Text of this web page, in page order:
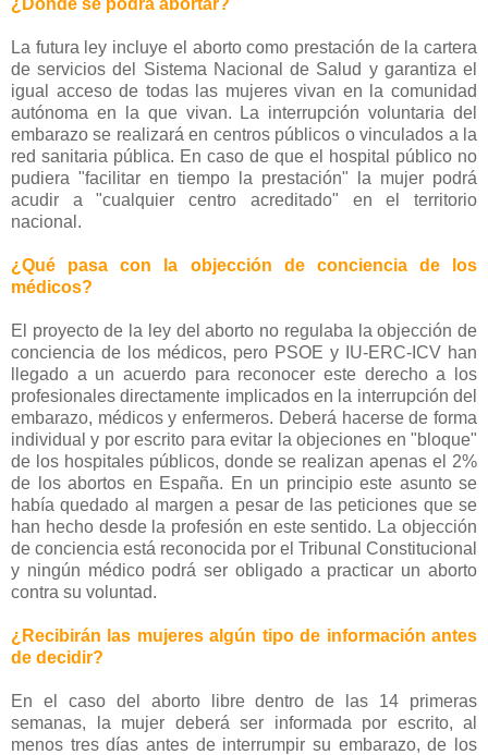
¿Dónde se podrá abortar?
La futura ley incluye el aborto como prestación de la cartera
de servicios del Sistema Nacional de Salud y garantiza el
igual acceso de todas las mujeres vivan en la comunidad
autónoma en la que vivan. La interrupción voluntaria del
embarazo se realizará en centros públicos o vinculados a la
red sanitaria pública. En caso de que el hospital público no
pudiera "facilitar en tiempo la prestación" la mujer podrá
acudir a "cualquier centro acreditado" en el territorio
nacional.
¿Qué pasa con la objección de conciencia de los
médicos?
El proyecto de la ley del aborto no regulaba la objección de
conciencia de los médicos, pero PSOE y IU-ERC-ICV han
llegado a un acuerdo para reconocer este derecho a los
profesionales directamente implicados en la interrupción del
embarazo, médicos y enfermeros. Deberá hacerse de forma
individual y por escrito para evitar la objeciones en "bloque"
de los hospitales públicos, donde se realizan apenas el 2%
de los abortos en España. En un principio este asunto se
había quedado al margen a pesar de las peticiones que se
han hecho desde la profesión en este sentido. La objección
de conciencia está reconocida por el Tribunal Constitucional
y ningún médico podrá ser obligado a practicar un aborto
contra su voluntad.
¿Recibirán las mujeres algún tipo de información antes
de decidir?
En el caso del aborto libre dentro de las 14 primeras
semanas, la mujer deberá ser informada por escrito, al
menos tres días antes de interrumpir su embarazo, de los